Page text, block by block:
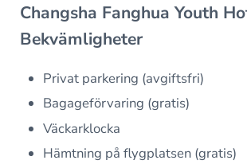
Changsha Fanghua Youth
Bekvämligheter
Privat parkering (avgiftsfri)
Bagageförvaring (gratis)
Väckarklocka
Hämtning på flygplatsen (gratis)